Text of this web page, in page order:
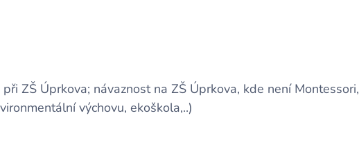
ZŠ Úprkova; návaznost na ZŠ Úprkova, kde není
výchovu, ekoškola,..)